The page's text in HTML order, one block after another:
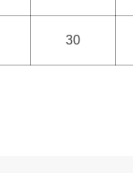
30